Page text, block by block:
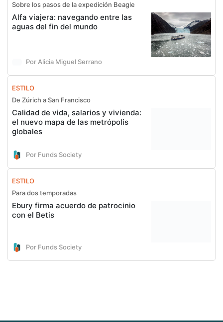
Sobre los pasos de la expedición Beagle
Alfa viajera: navegando entre las
aguas del fin del mundo
Por Alicia Miguel Serrano
ESTILO
De Zúrich a San Francisco
Calidad de vida, salarios y vivienda:
el nuevo mapa de las metrópolis
globales
Por Funds Society
ESTILO
Para dos temporadas
Ebury firma acuerdo de patrocinio
con el Betis
Por Funds Society